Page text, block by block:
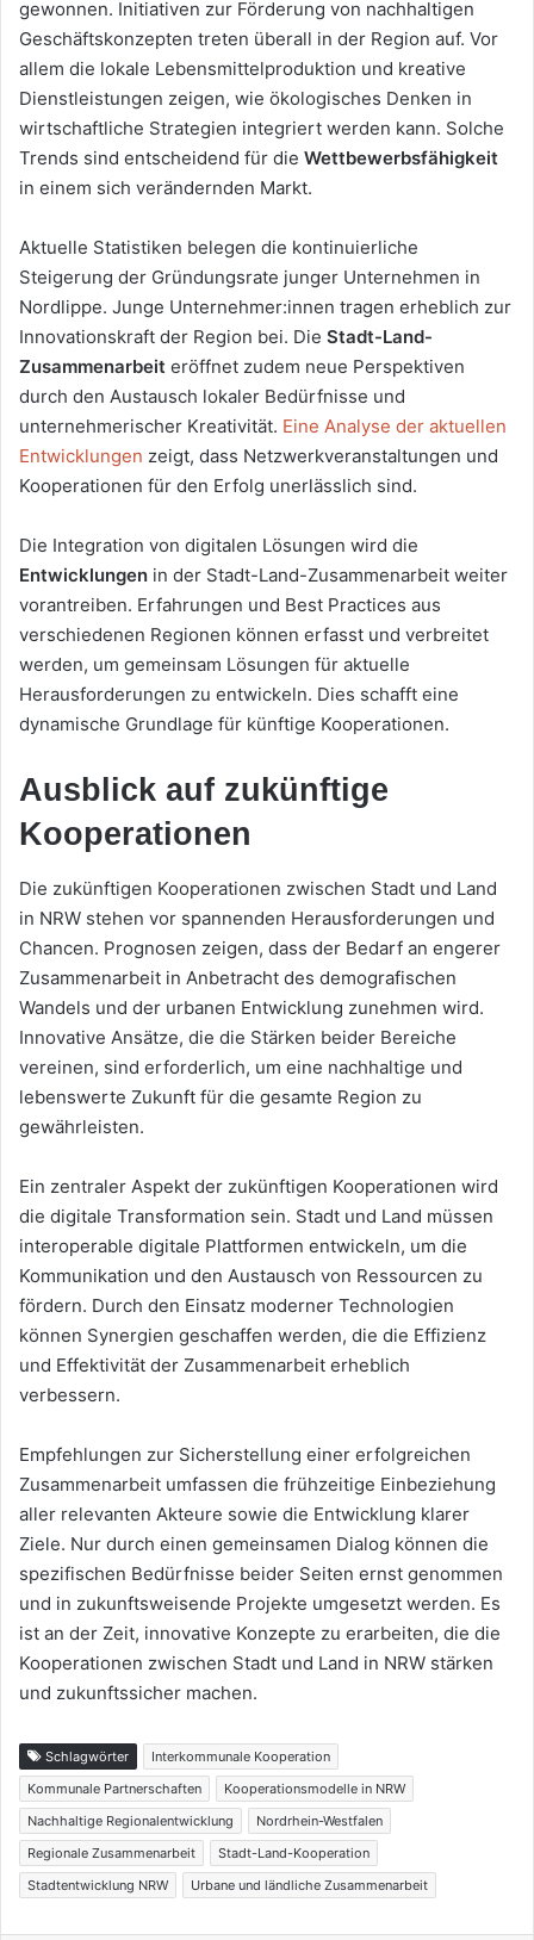
gewonnen. Initiativen zur Förderung von nachhaltigen
Geschäftskonzepten treten überall in der Region auf. Vor
allem die lokale Lebensmittelproduktion und kreative
Dienstleistungen zeigen, wie ökologisches Denken in
wirtschaftliche Strategien integriert werden kann. Solche
Trends sind entscheidend für die Wettbewerbsfähigkeit
in einem sich verändernden Markt.
Aktuelle Statistiken belegen die kontinuierliche
Steigerung der Gründungsrate junger Unternehmen in
Nordlippe. Junge Unternehmer:innen tragen erheblich zur
Innovationskraft der Region bei. Die Stadt-Land-
Zusammenarbeit eröffnet zudem neue Perspektiven
durch den Austausch lokaler Bedürfnisse und
unternehmerischer Kreativität. Eine Analyse der aktuellen
Entwicklungen zeigt, dass Netzwerkveranstaltungen und
Kooperationen für den Erfolg unerlässlich sind.
Die Integration von digitalen Lösungen wird die
Entwicklungen in der Stadt-Land-Zusammenarbeit weiter
vorantreiben. Erfahrungen und Best Practices aus
verschiedenen Regionen können erfasst und verbreitet
werden, um gemeinsam Lösungen für aktuelle
Herausforderungen zu entwickeln. Dies schafft eine
dynamische Grundlage für künftige Kooperationen.
Ausblick auf zukünftige
Kooperationen
Die zukünftigen Kooperationen zwischen Stadt und Land
in NRW stehen vor spannenden Herausforderungen und
Chancen. Prognosen zeigen, dass der Bedarf an engerer
Zusammenarbeit in Anbetracht des demografischen
Wandels und der urbanen Entwicklung zunehmen wird.
Innovative Ansätze, die die Stärken beider Bereiche
vereinen, sind erforderlich, um eine nachhaltige und
lebenswerte Zukunft für die gesamte Region zu
gewährleisten.
Ein zentraler Aspekt der zukünftigen Kooperationen wird
die digitale Transformation sein. Stadt und Land müssen
interoperable digitale Plattformen entwickeln, um die
Kommunikation und den Austausch von Ressourcen zu
fördern. Durch den Einsatz moderner Technologien
können Synergien geschaffen werden, die die Effizienz
und Effektivität der Zusammenarbeit erheblich
verbessern.
Empfehlungen zur Sicherstellung einer erfolgreichen
Zusammenarbeit umfassen die frühzeitige Einbeziehung
aller relevanten Akteure sowie die Entwicklung klarer
Ziele. Nur durch einen gemeinsamen Dialog können die
spezifischen Bedürfnisse beider Seiten ernst genommen
und in zukunftsweisende Projekte umgesetzt werden. Es
ist an der Zeit, innovative Konzepte zu erarbeiten, die die
Kooperationen zwischen Stadt und Land in NRW stärken
und zukunftssicher machen.
Schlagwörter
Interkommunale Kooperation
Kommunale Partnerschaften
Kooperationsmodelle in NRW
Nachhaltige Regionalentwicklung
Nordrhein-Westfalen
Regionale Zusammenarbeit
Stadt-Land-Kooperation
Stadtentwicklung NRW
Urbane und ländliche Zusammenarbeit